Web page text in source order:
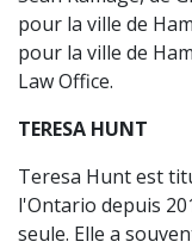
pour la ville de
pour la ville de
Law Office.
TERESA HUNT
Teresa Hunt est
l'Ontario depuis
seule. Elle a